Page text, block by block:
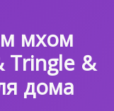
мхом
Tringle &
дома